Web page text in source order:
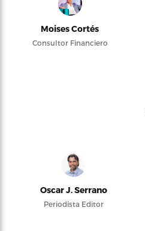
Moises Cortés
Consultor Financiero
Oscar J. Serrano
Periodista Editor